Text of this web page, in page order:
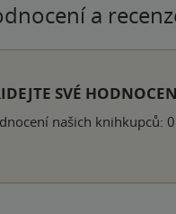
a
SVÉ
našich knihkupců: